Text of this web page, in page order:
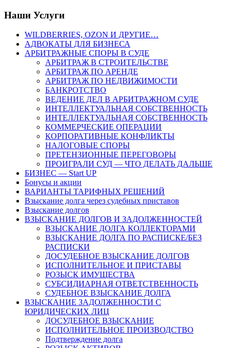
Наши Услуги
WILDBERRIES, OZON И ДРУГИЕ…
АДВОКАТЫ ДЛЯ БИЗНЕСА
АРБИТРАЖНЫЕ СПОРЫ В СУДЕ
АРБИТРАЖ В СТРОИТЕЛЬСТВЕ
АРБИТРАЖ ПО АРЕНДЕ
АРБИТРАЖ ПО НЕДВИЖИМОСТИ
БАНКРОТСТВО
ВЕДЕНИЕ ДЕЛ В АРБИТРАЖНОМ СУДЕ
ИНТЕЛЛЕКТУАЛЬНАЯ СОБСТВЕННОСТЬ
ИНТЕЛЛЕКТУАЛЬНАЯ СОБСТВЕННОСТЬ
КОММЕРЧЕСКИЕ ОПЕРАЦИИ
КОРПОРАТИВНЫЕ КОНФЛИКТЫ
НАЛОГОВЫЕ СПОРЫ
ПРЕТЕНЗИОННЫЕ ПЕРЕГОВОРЫ
ПРОИГРАЛИ СУД — ЧТО ДЕЛАТЬ ДАЛЬШЕ
БИЗНЕС — Start UP
Бонусы и акции
ВАРИАНТЫ ТАРИФНЫХ РЕШЕНИЙ
Взыскание долга через судебных приставов
Взыскание долгов
ВЗЫСКАНИЕ ДОЛГОВ И ЗАДОЛЖЕННОСТЕЙ
ВЗЫСКАНИЕ ДОЛГА КОЛЛЕКТОРАМИ
ВЗЫСКАНИЕ ДОЛГА ПО РАСПИСКЕ/БЕЗ
РАСПИСКИ
ДОСУДЕБНОЕ ВЗЫСКАНИЕ ДОЛГОВ
ИСПОЛНИТЕЛЬНОЕ И ПРИСТАВЫ
РОЗЫСК ИМУЩЕСТВА
СУБСИДИАРНАЯ ОТВЕТСТВЕННОСТЬ
СУДЕБНОЕ ВЗЫСКАНИЕ ДОЛГА
ВЗЫСКАНИЕ ЗАДОЛЖЕННОСТИ С
ЮРИДИЧЕСКИХ ЛИЦ
ДОСУДЕБНОЕ ВЗЫСКАНИЕ
ИСПОЛНИТЕЛЬНОЕ ПРОИЗВОДСТВО
Подтверждение долга